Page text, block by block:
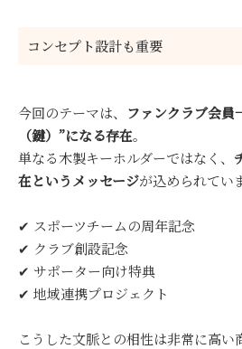
コンセプト設計も重要
今回のテーマは、 ファンクラブ会員
（鍵）”になる存在。
単なる木製キーホルダーではなく、
在というメッセージが込められてい
✔ スポーツチームの周年記念
✔ クラブ創設記念
✔ サポーター向け特典
✔ 地域連携プロジェクト
こうした文脈との相性は非常に高い